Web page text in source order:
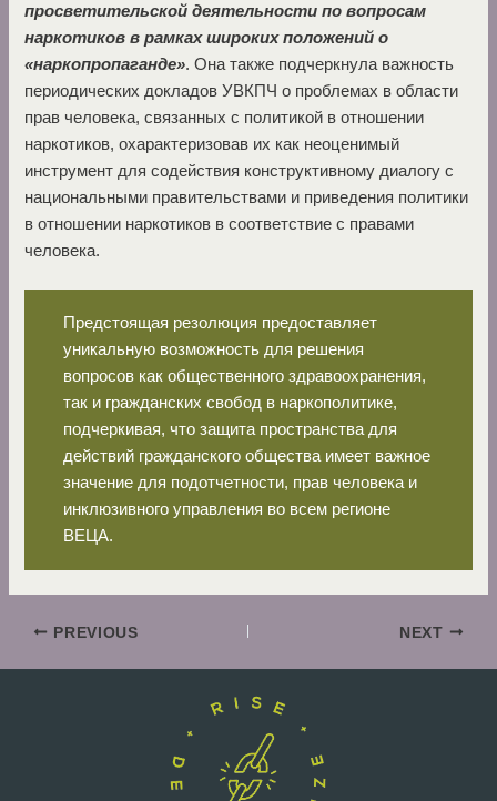
просветительской деятельности по вопросам
наркотиков в рамках широких положений о
«наркопропаганде». Она также подчеркнула важность
периодических докладов УВКПЧ о проблемах в области
прав человека, связанных с политикой в отношении
наркотиков, охарактеризовав их как неоценимый
инструмент для содействия конструктивному диалогу с
национальными правительствами и приведения политики
в отношении наркотиков в соответствие с правами
человека.
Предстоящая резолюция предоставляет
уникальную возможность для решения
вопросов как общественного здравоохранения,
так и гражданских свобод в наркополитике,
подчеркивая, что защита пространства для
действий гражданского общества имеет важное
значение для подотчетности, прав человека и
инклюзивного управления во всем регионе
ВЕЦА.
PREVIOUS NEXT